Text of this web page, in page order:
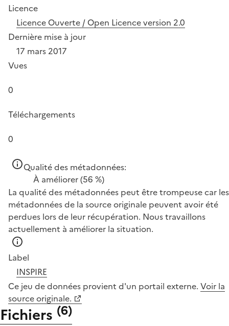
Licence
Licence Ouverte / Open Licence version 2.0
Dernière mise à jour
17 mars 2017
Vues
0
Téléchargements
0
Qualité des métadonnées:
À améliorer(56 %)
La qualité des métadonnées peut être trompeuse car les
métadonnées de la source originale peuvent avoir été
perdues lors de leur récupération. Nous travaillons
actuellement à améliorer la situation.
Label
INSPIRE
Ce jeu de données provient d'un portail externe. Voir la
source originale.
Fichiers (6)